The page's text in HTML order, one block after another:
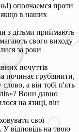
ополчаемся проти
якщо в наших
з дітьми приймають
свого виходу
за роки
почуттів
починає грубіянити,
а він тобі п'ять
Вони давно
на язиці, він
свої
У відповідь на твою